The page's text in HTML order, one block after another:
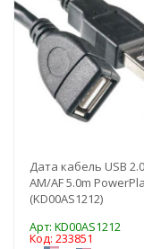
Дата кабель USB 2.0
AM/AF 5.0m
(KD00AS1212)
Арт: KD00AS1212
Код: 233851